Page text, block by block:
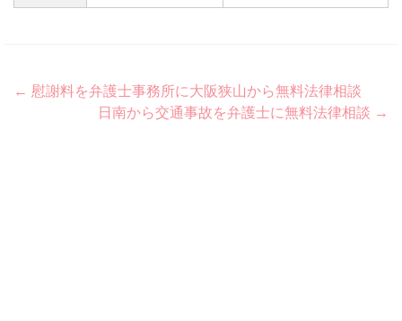
Post
navigation
← 慰謝料を弁護士事務所に大阪狭山から無料法律相談
日南から交通事故を弁護士に無料法律相談 →